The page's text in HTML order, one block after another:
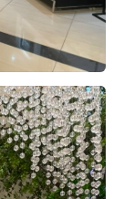
께서 신랑/신부
면 어떤 모습일
았답니다! 홀